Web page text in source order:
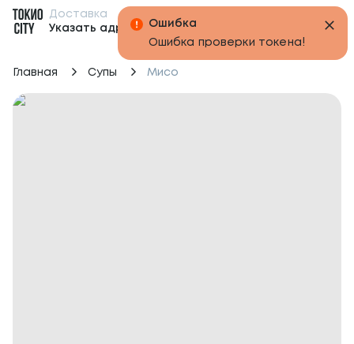
Доставка
Указать адрес
Главная Супы Мисо